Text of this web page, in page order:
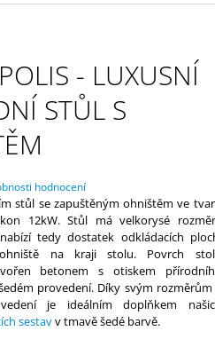
- LUXUSNÍ
STŮL S
hodnocení
stůl se zapuštěným ohništěm ve
12kW. Stůl má velkorysé
tedy dostatek odkládacích
na kraji stolu. Povrch
betonem s otiskem
provedení. Díky svým rozměrům
je ideálním doplňkem
sestavv tmavě šedé barvě.
NÁBYTEK NA